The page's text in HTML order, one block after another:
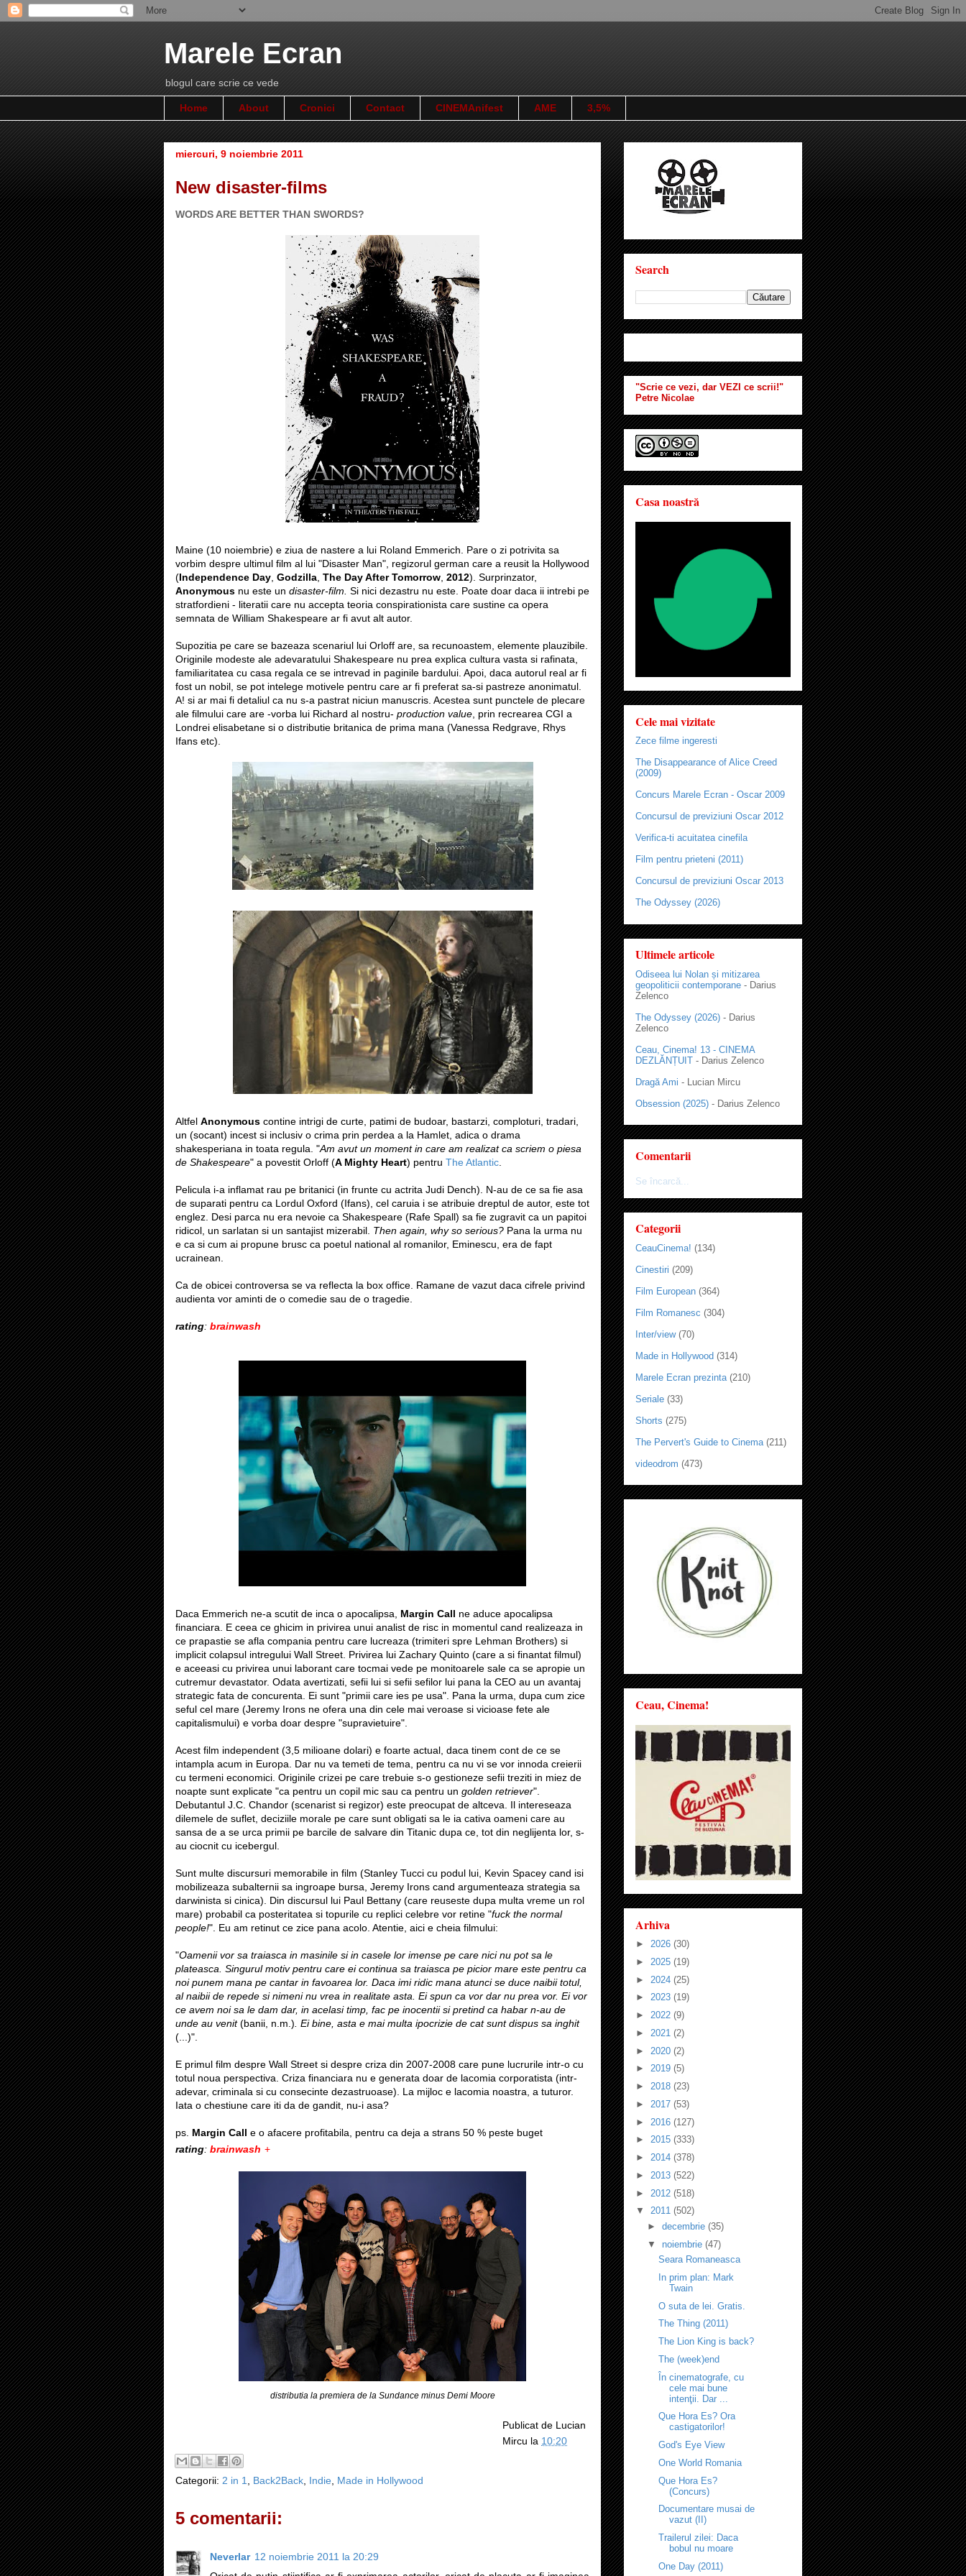
Marele Ecran
blogul care scrie ce vede
Home About Cronici Contact CINEMAnifest AME 3,5%
miercuri, 9 noiembrie 2011
New disaster-films
WORDS ARE BETTER THAN SWORDS?
Maine (10 noiembrie) e ziua de nastere a lui Roland Emmerich. Pare o zi potrivita sa
vorbim despre ultimul film al lui "Disaster Man", regizorul german care a reusit la Hollywood
(Independence Day Godzilla The Day After Tomorrow 2012). Surprinzator,
Anonymous nu este un disaster-film. Si nici dezastru nu este. Poate doar daca ii intrebi pe
stratfordieni - literatii care nu accepta teoria conspirationista care sustine ca opera
semnata de William Shakespeare ar fi avut alt autor.
Supozitia pe care se bazeaza scenariul lui Orloff are, sa recunoastem, elemente plauzibile.
Originile modeste ale adevaratului Shakespeare nu prea explica cultura vasta si rafinata,
familiaritatea cu casa regala ce se intrevad in paginile bardului. Apoi, daca autorul real ar fi
fost un nobil, se pot intelege motivele pentru care ar fi preferat sa-si pastreze anonimatul.
A! si ar mai fi detaliul ca nu s-a pastrat niciun manuscris. Acestea sunt punctele de plecare
ale filmului care are -vorba lui Richard al nostru- production value , prin recrearea CGI a
Londrei elisabetane si o distributie britanica de prima mana (Vanessa Redgrave, Rhys
Ifans etc).
Altfel Anonymous contine intrigi de curte, patimi de budoar, bastarzi, comploturi, tradari,
un (socant) incest si inclusiv o crima prin perdea a la Hamlet, adica o drama
shakesperiana in toata regula. "Am avut un moment in care am realizat ca scriem o piesa
de Shakespeare" a povestit Orloff (A Mighty Heart) pentru The Atlantic
Pelicula i-a inflamat rau pe britanici (in frunte cu actrita Judi Dench). N-au de ce sa fie asa
de suparati pentru ca Lordul Oxford (Ifans), cel caruia i se atribuie dreptul de autor, este tot
englez. Desi parca nu era nevoie ca Shakespeare (Rafe Spall) sa fie zugravit ca un papitoi
ridicol, un sarlatan si un santajist mizerabil. Then again, why so serious? Pana la urma nu
e ca si cum ai propune brusc ca poetul national al romanilor, Eminescu, era de fapt
ucrainean.
Ca de obicei controversa se va reflecta la box office. Ramane de vazut daca cifrele privind
audienta vor aminti de o comedie sau de o tragedie.
rating: brainwash
Daca Emmerich ne-a scutit de inca o apocalipsa, Margin Call ne aduce apocalipsa
financiara. E ceea ce ghicim in privirea unui analist de risc in momentul cand realizeaza in
ce prapastie se afla compania pentru care lucreaza (trimiteri spre Lehman Brothers) si
implicit colapsul intregului Wall Street. Privirea lui Zachary Quinto (care a si finantat filmul)
e aceeasi cu privirea unui laborant care tocmai vede pe monitoarele sale ca se apropie un
cutremur devastator. Odata avertizati, sefii lui si sefii sefilor lui pana la CEO au un avantaj
strategic fata de concurenta. Ei sunt "primii care ies pe usa". Pana la urma, dupa cum zice
seful cel mare (Jeremy Irons ne ofera una din cele mai veroase si vicioase fete ale
capitalismului) e vorba doar despre "supravietuire".
Acest film independent (3,5 milioane dolari) e foarte actual, daca tinem cont de ce se
intampla acum in Europa. Dar nu va temeti de tema, pentru ca nu vi se vor innoda creierii
cu termeni economici. Originile crizei pe care trebuie s-o gestioneze sefii treziti in miez de
noapte sunt explicate "ca pentru un copil mic sau ca pentru un golden retriever".
Debutantul J.C. Chandor (scenarist si regizor) este preocupat de altceva. Il intereseaza
dilemele de suflet, deciziile morale pe care sunt obligati sa le ia cativa oameni care au
sansa de a se urca primii pe barcile de salvare din Titanic dupa ce, tot din neglijenta lor, s-
au ciocnit cu icebergul.
Sunt multe discursuri memorabile in film (Stanley Tucci cu podul lui, Kevin Spacey cand isi
mobilizeaza subalternii sa ingroape bursa, Jeremy Irons cand argumenteaza strategia sa
darwinista si cinica). Din discursul lui Paul Bettany (care reuseste dupa multa vreme un rol
mare) probabil ca posteritatea si topurile cu replici celebre vor retine "fuck the normal
people!". Eu am retinut ce zice pana acolo. Atentie, aici e cheia filmului:
"Oamenii vor sa traiasca in masinile si in casele lor imense pe care nici nu pot sa le
plateasca. Singurul motiv pentru care ei continua sa traiasca pe picior mare este pentru ca
noi punem mana pe cantar in favoarea lor. Daca imi ridic mana atunci se duce naibii totul,
al naibii de repede si nimeni nu vrea in realitate asta. Ei spun ca vor dar nu prea vor. Ei vor
ce avem noi sa le dam dar, in acelasi timp, fac pe inocentii si pretind ca habar n-au de
unde au venit(banii, n.m.) . Ei bine, asta e mai multa ipocrizie de cat sunt dispus sa inghit
(...)".
E primul film despre Wall Street si despre criza din 2007-2008 care pune lucrurile intr-o cu
totul noua perspectiva. Criza financiara nu e generata doar de lacomia corporatista (intr-
adevar, criminala si cu consecinte dezastruoase). La mijloc e lacomia noastra, a tuturor.
Iata o chestiune care iti da de gandit, nu-i asa?
ps. Margin Call e o afacere profitabila, pentru ca deja a strans 50 % peste buget
rating: brainwash +
distributia la premiera de la Sundance minus Demi Moore
Publicat de Lucian
Mircu la 10:20
Categorii: 2 in 1 Back2Back Indie Made in Hollywood
5 comentarii:
Neverlar 12 noiembrie 2011 la 20:29
Search
"Scrie ce vezi, dar VEZI ce scrii!"
Petre Nicolae
Casa noastră
Cele mai vizitate
Zece filme ingeresti
The Disappearance of Alice Creed
(2009)
Concurs Marele Ecran - Oscar 2009
Concursul de previziuni Oscar 2012
Verifica-ti acuitatea cinefila
Film pentru prieteni (2011)
Concursul de previziuni Oscar 2013
The Odyssey (2026)
Ultimele articole
Odiseea lui Nolan și mitizarea
geopoliticii contemporane - Darius
Zelenco
The Odyssey (2026) - Darius
Zelenco
Ceau, Cinema! 13 - CINEMA
DEZLĂNȚUIT - Darius Zelenco
Dragă Ami - Lucian Mircu
Obsession (2025) - Darius Zelenco
Comentarii
Se încarcă...
Categorii
CeauCinema! (134)
Cinestiri (209)
Film European (364)
Film Romanesc (304)
Inter/view (70)
Made in Hollywood (314)
Marele Ecran prezinta (210)
Seriale (33)
Shorts (275)
The Pervert's Guide to Cinema (211)
videodrom (473)
Ceau, Cinema!
Arhiva
► 2026 (30)
► 2025 (19)
► 2024 (25)
► 2023 (19)
► 2022 (9)
► 2021 (2)
► 2020 (2)
► 2019 (5)
► 2018 (23)
► 2017 (53)
► 2016 (127)
► 2015 (333)
► 2014 (378)
► 2013 (522)
► 2012 (518)
▼ 2011 (502)
► decembrie (35)
▼ noiembrie (47)
Seara Romaneasca
In prim plan: Mark
Twain
O suta de lei. Gratis.
The Thing (2011)
The Lion King is back?
The (week)end
În cinematografe, cu
cele mai bune
intenţii. Dar ...
Que Hora Es? Ora
castigatorilor!
God's Eye View
One World Romania
Que Hora Es?
(Concurs)
Documentare musai de
vazut (II)
Trailerul zilei: Daca
bobul nu moare
One Day (2011)